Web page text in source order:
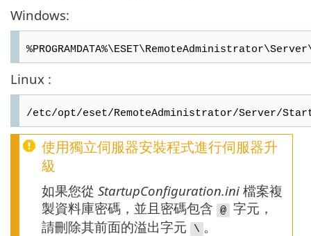
Windows:
Linux :
/etc/opt/eset/RemoteAdministrator/Server/
使用獨立伺服器安裝程式進行伺服器升
級
如果您從 StartupConfiguration.ini 檔案複
製資料庫密碼，並且密碼包含
@
字元，
請刪除其前面的溢出字元
\ 。